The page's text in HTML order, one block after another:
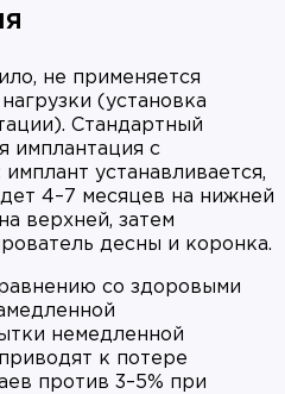
не применяется
(установка
Стандартный
имплантация с
устанавливается,
4–7 месяцев на нижней
верхней, затем
десны и коронка.
со здоровыми
немедленной
к потере
против 3–5% при